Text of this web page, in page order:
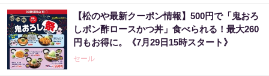
【松のや最新クーポン情報】500円で「鬼おろ
しポン酢ロースかつ丼」食べられる！最大260
円もお得に。《7月29日15時スタート》
セール